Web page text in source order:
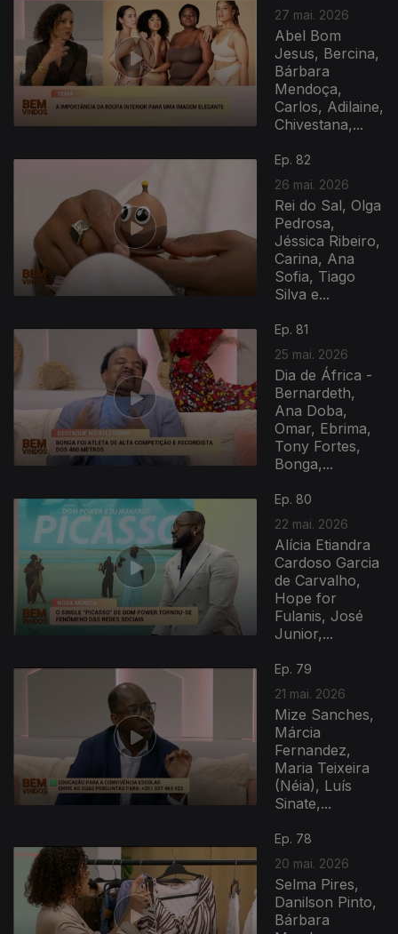
27 mai. 2026
Abel Bom
Jesus, Bercina,
Bárbara
Mendoça,
Carlos, Adilaine,
Chivestana,...
Ep. 82
26 mai. 2026
Rei do Sal, Olga
Pedrosa,
Jéssica Ribeiro,
Carina, Ana
Sofia, Tiago
Silva e...
Ep. 81
25 mai. 2026
Dia de África -
Bernardeth,
Ana Doba,
Omar, Ebrima,
Tony Fortes,
Bonga,...
Ep. 80
22 mai. 2026
Alícia Etiandra
Cardoso Garcia
de Carvalho,
Hope for
Fulanis, José
Junior,...
Ep. 79
21 mai. 2026
Mize Sanches,
Márcia
Fernandez,
Maria Teixeira
(Néia), Luís
Sinate,...
Ep. 78
20 mai. 2026
Selma Pires,
Danilson Pinto,
Bárbara